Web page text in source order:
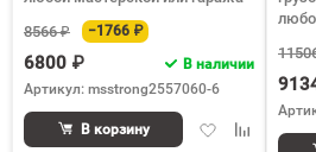
8566 ₽
−1766 ₽
6800 ₽
В наличии
Артикул: msstrong2557060-6
ДобавитьДобавить
В корзину